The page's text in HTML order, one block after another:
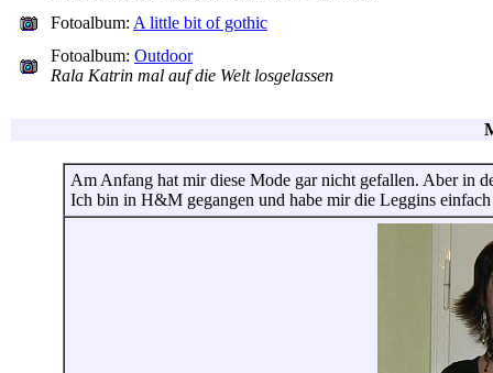
Fotoalbum: A little bit of gothic
Fotoalbum: Outdoor
Rala Katrin mal auf die Welt losgelassen
Am Anfang hat mir diese Mode gar nicht gefallen. Aber in
Ich bin in H&M gegangen und habe mir die Leggins